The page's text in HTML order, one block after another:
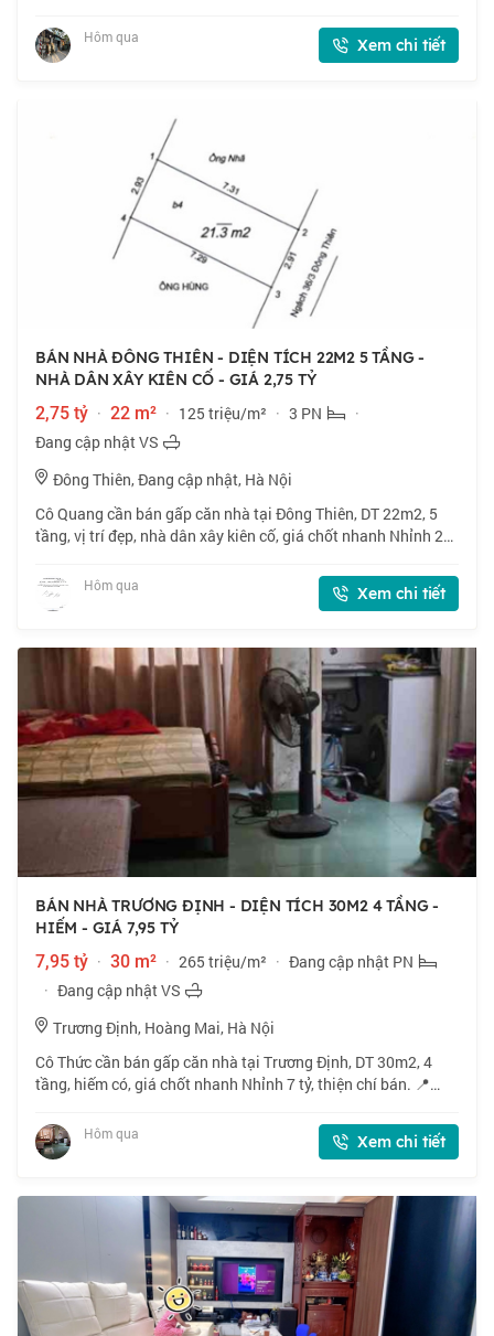
vào nhà. 🏠 50m2 x 1 tầng, mặt tiền
Hôm qua Xem chi tiết
BÁN NHÀ ĐÔNG THIÊN - DIỆN TÍCH 22M2 5 TẦNG -
NHÀ DÂN XÂY KIÊN CỐ - GIÁ 2,75 TỶ
2,75 tỷ · 22 m² · 125 triệu/m² · 3 PN
·
Đang cập nhật VS
Đông Thiên, Đang cập nhật, Hà Nội
Cô Quang cần bán gấp căn nhà tại Đông Thiên, DT 22m2, 5
tầng, vị trí đẹp, nhà dân xây kiên cố, giá chốt nhanh Nhỉnh 2
cố. 🏠 22m2 x 5 tầng,
Hôm qua Xem chi tiết
BÁN NHÀ TRƯƠNG ĐỊNH - DIỆN TÍCH 30M2 4 TẦNG -
HIẾM - GIÁ 7,95 TỶ
7,95 tỷ · 30 m² · 265 triệu/m² · Đang cập nhật PN
· Đang cập nhật VS
Trương Định, Hoàng Mai, Hà Nội
Cô Thức cần bán gấp căn nhà tại Trương Định, DT 30m2, 4
tầng, hiếm có, giá chốt nhanh Nhỉnh 7 tỷ, thiện chí bán. 📍
tầng, mặt tiền 4m. 💰 Nhỉnh 7
Hôm qua Xem chi tiết